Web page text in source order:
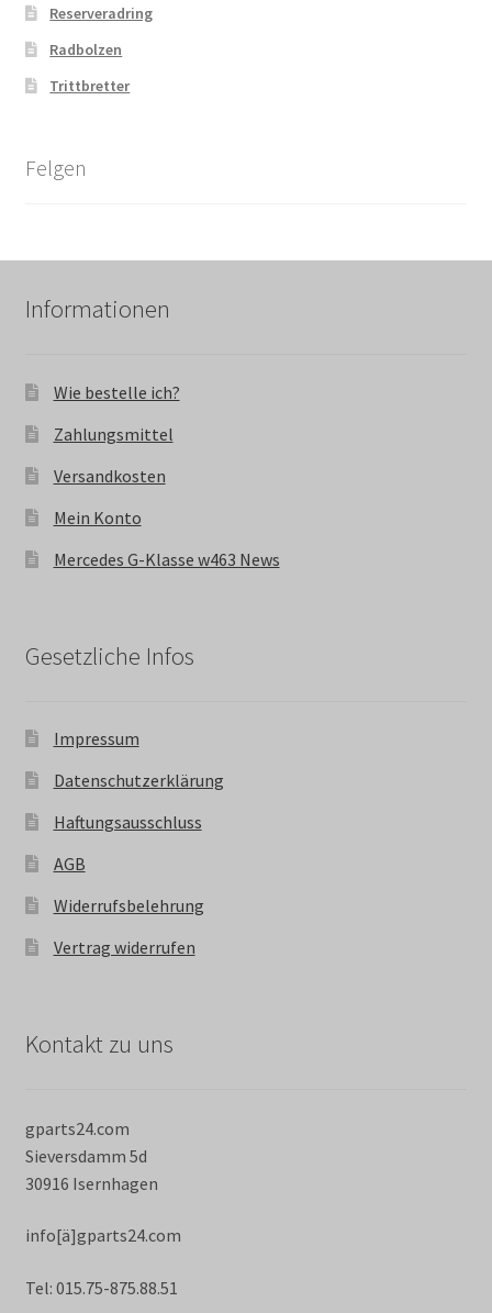
Reserveradring
Radbolzen
Trittbretter
Felgen
Informationen
Wie bestelle ich?
Zahlungsmittel
Versandkosten
Mein Konto
Mercedes G-Klasse w463 News
Gesetzliche Infos
Impressum
Datenschutzerklärung
Haftungsausschluss
AGB
Widerrufsbelehrung
Vertrag widerrufen
Kontakt zu uns
gparts24.com
Sieversdamm 5d
30916 Isernhagen
info[ä]gparts24.com
Tel: 015.75-875.88.51